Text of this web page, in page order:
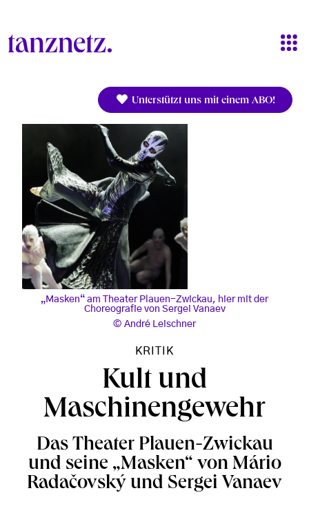
Unterstützt uns mit einem ABO!
„Masken“ am Theater Plauen-Zwickau, hier mit der
Choreografie von Sergei Vanaev
André Leischner
KRITIK
Kult und
Maschinengewehr
Das Theater Plauen-Zwickau
und seine „Masken“ von Mário
Radačovský und Sergei Vanaev